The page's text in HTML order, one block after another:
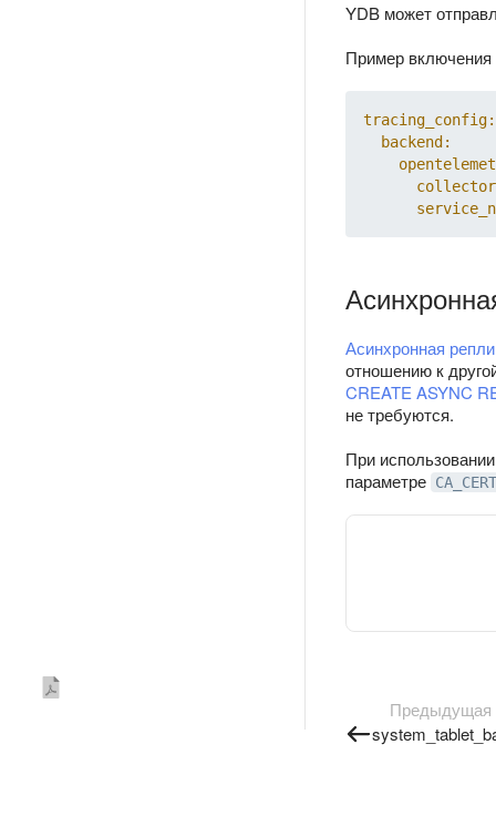
YDB может
Пример включения
tracing_config:
backend:
Асинхронная
отношению к
CREATE ASYNC
не требуются.
При
параметре CA_CERT
Предыдущая